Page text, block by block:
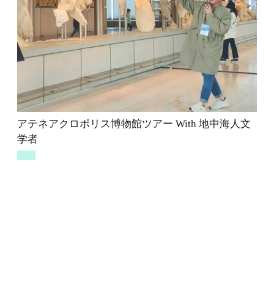
アテネアクロポリス博物館ツアー With 地中海人文
学者